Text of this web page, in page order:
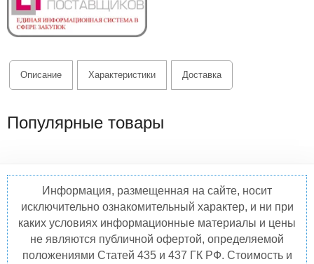
Описание Характеристики Доставка
Популярные товары
Информация, размещенная на сайте, носит
исключительно ознакомительный характер, и ни при
каких условиях информационные материалы и цены
не являются публичной офертой, определяемой
положениями Статей 435 и 437 ГК РФ. Стоимость и